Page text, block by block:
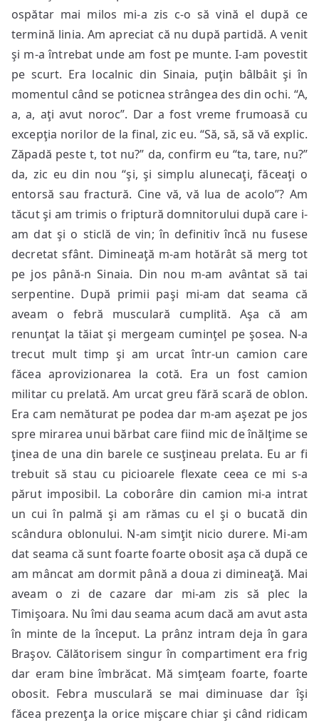
ospătar mai milos mi-a zis c-o să vină el după ce
termină linia. Am apreciat că nu după partidă. A venit
şi m-a întrebat unde am fost pe munte. I-am povestit
pe scurt. Era localnic din Sinaia, puţin bâlbâit şi în
momentul când se poticnea strângea des din ochi. “A,
a, a, aţi avut noroc”. Dar a fost vreme frumoasă cu
excepţia norilor de la final, zic eu. “Să, să, să vă explic.
Zăpadă peste t, tot nu?” da, confirm eu “ta, tare, nu?”
da, zic eu din nou “şi, şi simplu alunecaţi, făceaţi o
entorsă sau fractură. Cine vă, vă lua de acolo”? Am
tăcut şi am trimis o friptură domnitorului după care i-
am dat şi o sticlă de vin; în definitiv încă nu fusese
decretat sfânt. Dimineaţă m-am hotărât să merg tot
pe jos până-n Sinaia. Din nou m-am avântat să tai
serpentine. După primii paşi mi-am dat seama că
aveam o febră musculară cumplită. Aşa că am
renunţat la tăiat şi mergeam cuminţel pe şosea. N-a
trecut mult timp şi am urcat într-un camion care
făcea aprovizionarea la cotă. Era un fost camion
militar cu prelată. Am urcat greu fără scară de oblon.
Era cam nemăturat pe podea dar m-am aşezat pe jos
spre mirarea unui bărbat care fiind mic de înălţime se
ţinea de una din barele ce susţineau prelata. Eu ar fi
trebuit să stau cu picioarele flexate ceea ce mi s-a
părut imposibil. La coborâre din camion mi-a intrat
un cui în palmă şi am rămas cu el şi o bucată din
scândura oblonului. N-am simţit nicio durere. Mi-am
dat seama că sunt foarte foarte obosit aşa că după ce
am mâncat am dormit până a doua zi dimineaţă. Mai
aveam o zi de cazare dar mi-am zis să plec la
Timişoara. Nu îmi dau seama acum dacă am avut asta
în minte de la început. La prânz intram deja în gara
Braşov. Călătorisem singur în compartiment era frig
dar eram bine îmbrăcat. Mă simţeam foarte, foarte
obosit. Febra musculară se mai diminuase dar îşi
făcea prezenţa la orice mişcare chiar şi când ridicam